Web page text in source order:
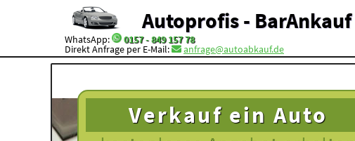
Autoprofis - BarAnkauf
WhatsApp: 0157 - 849 157 78
Direkt Anfrage per E-Mail: anfrage@autoabkauf.de
Verkauf ein Auto